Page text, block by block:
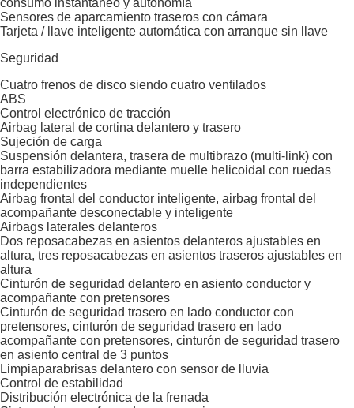
Sensores de aparcamiento traseros con cámara
Tarjeta / llave inteligente automática con arranque sin llave
Seguridad
Cuatro frenos de disco siendo cuatro ventilados
ABS
Control electrónico de tracción
Airbag lateral de cortina delantero y trasero
Sujeción de carga
Suspensión delantera, trasera de multibrazo (multi-link) con
barra estabilizadora mediante muelle helicoidal con ruedas
independientes
Airbag frontal del conductor inteligente, airbag frontal del
acompañante desconectable y inteligente
Airbags laterales delanteros
Dos reposacabezas en asientos delanteros ajustables en
altura, tres reposacabezas en asientos traseros ajustables en
altura
Cinturón de seguridad delantero en asiento conductor y
acompañante con pretensores
Cinturón de seguridad trasero en lado conductor con
pretensores, cinturón de seguridad trasero en lado
acompañante con pretensores, cinturón de seguridad trasero
en asiento central de 3 puntos
Limpiaparabrisas delantero con sensor de lluvia
Control de estabilidad
Distribución electrónica de la frenada